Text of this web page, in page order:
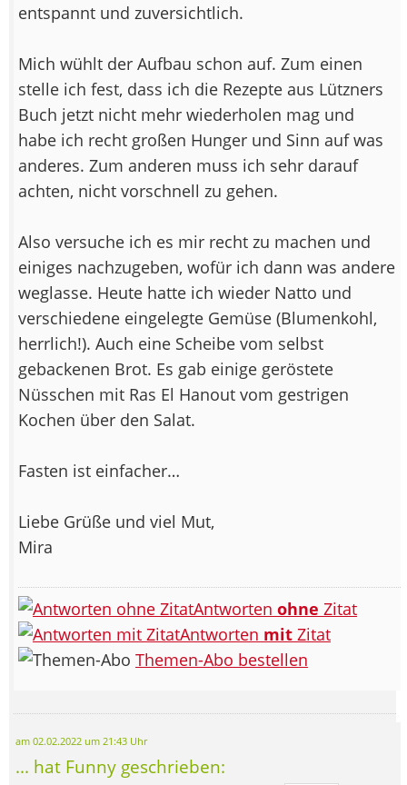
entspannt und zuversichtlich.
Mich wühlt der Aufbau schon auf. Zum einen
stelle ich fest, dass ich die Rezepte aus Lützners
Buch jetzt nicht mehr wiederholen mag und
habe ich recht großen Hunger und Sinn auf was
anderes. Zum anderen muss ich sehr darauf
achten, nicht vorschnell zu gehen.
Also versuche ich es mir recht zu machen und
einiges nachzugeben, wofür ich dann was andere
weglasse. Heute hatte ich wieder Natto und
verschiedene eingelegte Gemüse (Blumenkohl,
herrlich!). Auch eine Scheibe vom selbst
gebackenen Brot. Es gab einige geröstete
Nüsschen mit Ras El Hanout vom gestrigen
Kochen über den Salat.
Fasten ist einfacher…
Liebe Grüße und viel Mut,
Mira
Antworten ohne Zitat
Antworten mit Zitat
Themen-Abo bestellen
am 02.02.2022 um 21:43 Uhr
... hat Funny geschrieben: